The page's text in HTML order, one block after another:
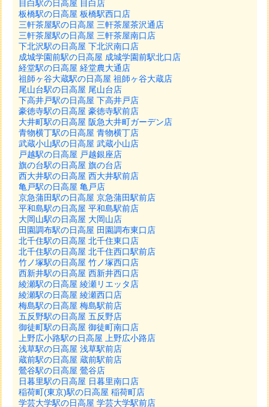
目白駅の日高屋 目白店
板橋駅の日高屋 板橋駅西口店
三軒茶屋駅の日高屋 三軒茶屋茶沢通店
三軒茶屋駅の日高屋 三軒茶屋南口店
下北沢駅の日高屋 下北沢南口店
成城学園前駅の日高屋 成城学園前駅北口店
経堂駅の日高屋 経堂農大通店
祖師ヶ谷大蔵駅の日高屋 祖師ヶ谷大蔵店
尾山台駅の日高屋 尾山台店
下高井戸駅の日高屋 下高井戸店
豪徳寺駅の日高屋 豪徳寺駅前店
大井町駅の日高屋 阪急大井町ガーデン店
青物横丁駅の日高屋 青物横丁店
武蔵小山駅の日高屋 武蔵小山店
戸越駅の日高屋 戸越銀座店
旗の台駅の日高屋 旗の台店
西大井駅の日高屋 西大井駅前店
亀戸駅の日高屋 亀戸店
京急蒲田駅の日高屋 京急蒲田駅前店
平和島駅の日高屋 平和島駅前店
大岡山駅の日高屋 大岡山店
田園調布駅の日高屋 田園調布東口店
北千住駅の日高屋 北千住東口店
北千住駅の日高屋 北千住西口駅前店
竹ノ塚駅の日高屋 竹ノ塚西口店
西新井駅の日高屋 西新井西口店
綾瀬駅の日高屋 綾瀬リエッタ店
綾瀬駅の日高屋 綾瀬西口店
梅島駅の日高屋 梅島駅前店
五反野駅の日高屋 五反野店
御徒町駅の日高屋 御徒町南口店
上野広小路駅の日高屋 上野広小路店
浅草駅の日高屋 浅草駅前店
蔵前駅の日高屋 蔵前駅前店
鶯谷駅の日高屋 鶯谷店
日暮里駅の日高屋 日暮里南口店
稲荷町(東京)駅の日高屋 稲荷町店
学芸大学駅の日高屋 学芸大学駅前店